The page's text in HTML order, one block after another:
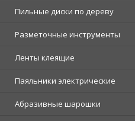
Пильные диски по дереву
Разметочные инструменты
Ленты клеящие
Паяльники электрические
Абразивные шарошки